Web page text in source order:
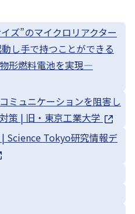
ズ”のマイクロリアクター
し手で持つことができる
形燃料電池を実現—
ミュニケーションを阻害し
策 | 旧・東京工業大学
Science Tokyo研究情報デ